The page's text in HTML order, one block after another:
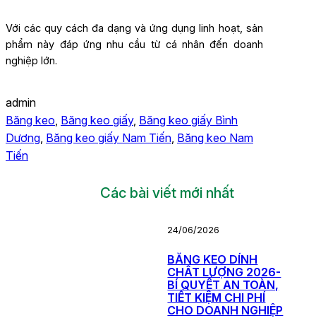
Với các quy cách đa dạng và ứng dụng linh hoạt, sản
phẩm này đáp ứng nhu cầu từ cá nhân đến doanh
nghiệp lớn.
admin
Băng keo, Băng keo giấy, Băng keo giấy Bình
Dương, Băng keo giấy Nam Tiến, Băng keo Nam
Tiến
Các bài viết mới nhất
24/06/2026
BĂNG KEO DÍNH
CHẤT LƯỢNG 2026-
BÍ QUYẾT AN TOÀN,
TIẾT KIỆM CHI PHÍ
CHO DOANH NGHIỆP